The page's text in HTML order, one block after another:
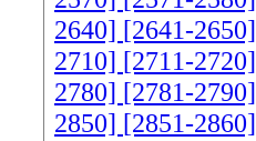
2640] [2641-2650]
2710] [2711-2720]
2780] [2781-2790]
2850] [2851-2860]